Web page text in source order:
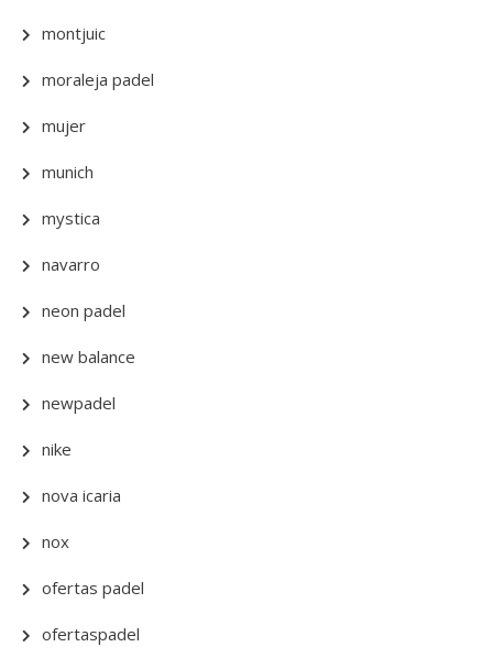
montjuic
moraleja padel
mujer
munich
mystica
navarro
neon padel
new balance
newpadel
nike
nova icaria
nox
ofertas padel
ofertaspadel